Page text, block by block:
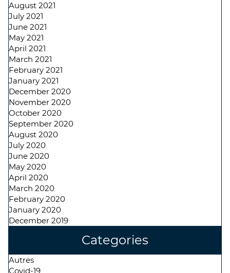
August 2021
July 2021
June 2021
May 2021
April 2021
March 2021
February 2021
January 2021
December 2020
November 2020
October 2020
September 2020
August 2020
July 2020
June 2020
May 2020
April 2020
March 2020
February 2020
January 2020
December 2019
Categories
Autres
Covid-19